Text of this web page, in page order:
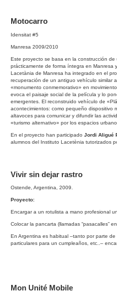
Motocarro
Idensitat #5
Manresa 2009/2010
Este proyecto se basa en la construcción
prácticamente de forma íntegra en Manresa
Lacetània de Manresa ha integrado en el
recuperación de un antiguo vehículo similar
«monumento conmemorativo» en
evoca el paisaje social de la película y lo
emergentes. El reconstruido vehículo de
acontecimientos: como pequeño dispositivo
altavoces para comunicar y difundir las
«turismo alternativo» por los espacios
En el proyecto han participado Jordi Aligué
alumnos del Instituto Lacetènia tutorizados
Vivir sin dejar rastro
Ostende, Argentina, 2009.
Proyecto:
Encargar a un rotulista a mano profesional
Colocar la pancarta (llamadas “pasacalles”
En Argentina es habitual –tanto por parte
particulares para un cumpleaños, etc..–
Mon Unité Mobile